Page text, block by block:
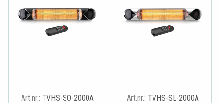
Art.nr.: TVHS-SO-2000A
Art.nr.: TVHS-SL-2000A